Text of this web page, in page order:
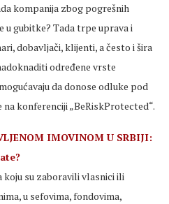
kompanija zbog pogrešnih
u gubitke? Tada trpe uprava i
dobavljači, klijenti, a često i šira
određene vrste
da donose odluke pod
konferenciji „BeRiskProtected“.
IMOVINOM U SRBIJI:
su zaboravili vlasnici ili
u sefovima, fondovima,